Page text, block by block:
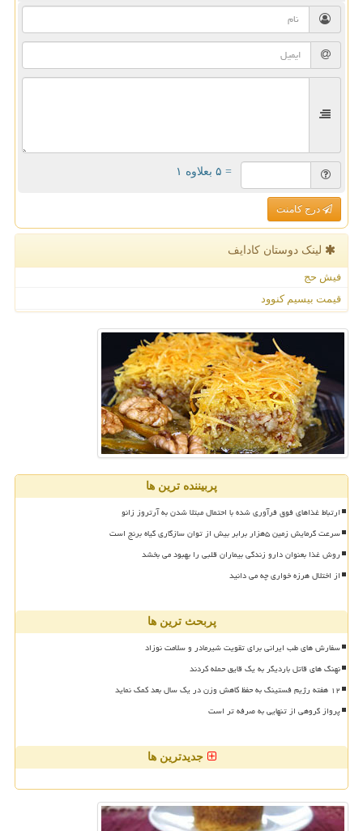
= ۵ بعلاوه ۱
درج کامنت
لینک دوستان كادایف
فیش حج
قیمت بیسیم کنوود
پربیننده ترین ها
ارتباط غذاهای فوق فرآوری شده با احتمال مبتلا شدن به آرتروز زانو
سرعت گرمایش زمین ۵هزار برابر بیش از توان سازگاری گیاه برنج است
روش غذا بعنوان دارو زندگی بیماران قلبی را بهبود می بخشد
از اختلال هرزه خواری چه می دانید
پربحث ترین ها
سفارش های طب ایرانی برای تقویت شیرمادر و سلامت نوزاد
نهنگ های قاتل باردیگر به یک قایق حمله کردند
۱۲ هفته رژیم فستینگ به حفظ کاهش وزن در یک سال بعد کمک نماید
پرواز گروهی از تنهایی به صرفه تر است
جدیدترین ها